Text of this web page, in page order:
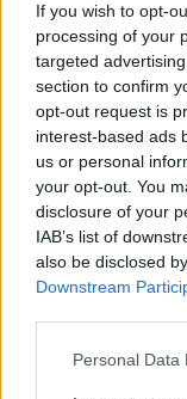
If you wish to opt-
processing of your
targeted
section to confirm
opt-out request is
interest-based ads
us or personal
your opt-out. You
disclosure of your
IAB’s list of
also be disclosed
Downstream
Please note that
Personal Data
i